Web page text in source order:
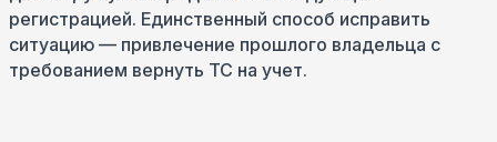
регистрацией. Единственный способ исправить
ситуацию — привлечение прошлого владельца с
требованием вернуть ТС на учет.